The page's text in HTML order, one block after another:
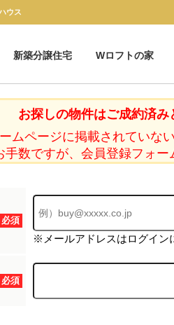
ウス
新築分譲住宅 Wロフトの家
お探しの物件はご成約済み
ムページに掲載されていな
手数ですが、会員登録フォー
必須
※メールアドレスはログイン
必須